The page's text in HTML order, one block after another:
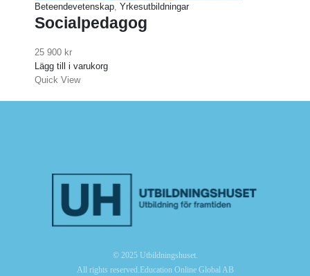
Beteendevetenskap, Yrkesutbildningar
Socialpedagog
25 900 kr
Lägg till i varukorg
Quick View
© 2025 Utbildningshuset.
All rights reserved.Education Online Global AB